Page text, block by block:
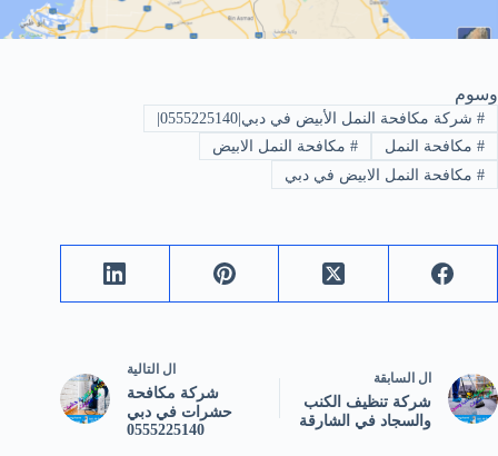
وسوم
#شركة مكافحة النمل الأبيض في دبي|0555225140|
#مكافحة النمل #مكافحة النمل الابيض
#مكافحة النمل الابيض في دبي
ال السابقة
شركة تنظيف الكنب
والسجاد في الشارقة
ال التالية
شركة مكافحة
حشرات في دبي
0555225140